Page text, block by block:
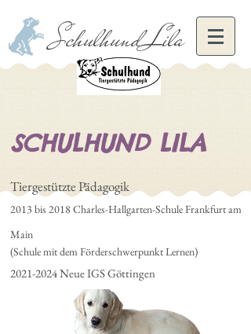
Schulhund Lila
SCHULHUND LILA
Tiergestützte Pädagogik
2013 bis 2018 Charles-Hallgarten-Schule Frankfurt am
Main
(Schule mit dem Förderschwerpunkt Lernen)
2021-2024Neue IGS Göttingen